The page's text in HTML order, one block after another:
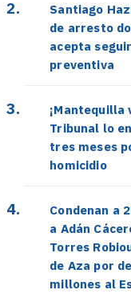
Santiago
de arresto
acepta
preventiva
¡Mantequilla
Tribunal lo
tres meses
homicidio
Condenan a
a Adán
Torres
de Aza por
millones al